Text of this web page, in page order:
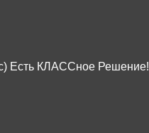
Есть КЛАССное Решение!